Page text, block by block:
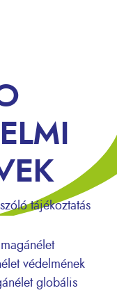
tájékoztatás
védelmének
globális